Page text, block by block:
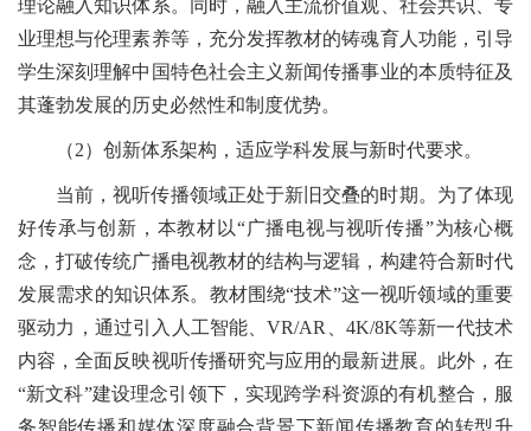
理论融入知识体系。同时，融入主流价值观、社会共识、专
业理想与伦理素养等，充分发挥教材的铸魂育人功能，引导
学生深刻理解中国特色社会主义新闻传播事业的本质特征及
其蓬勃发展的历史必然性和制度优势。
（2）创新体系架构，适应学科发展与新时代要求。
当前，视听传播领域正处于新旧交叠的时期。为了体现
好传承与创新，本教材以“广播电视与视听传播”为核心概
念，打破传统广播电视教材的结构与逻辑，构建符合新时代
发展需求的知识体系。教材围绕“技术”这一视听领域的重要
驱动力，通过引入人工智能、VR/AR、4K/8K等新一代技术
内容，全面反映视听传播研究与应用的最新进展。此外，在
“新文科”建设理念引领下，实现跨学科资源的有机整合，服
务智能传播和媒体深度融合背景下新闻传播教育的转型升